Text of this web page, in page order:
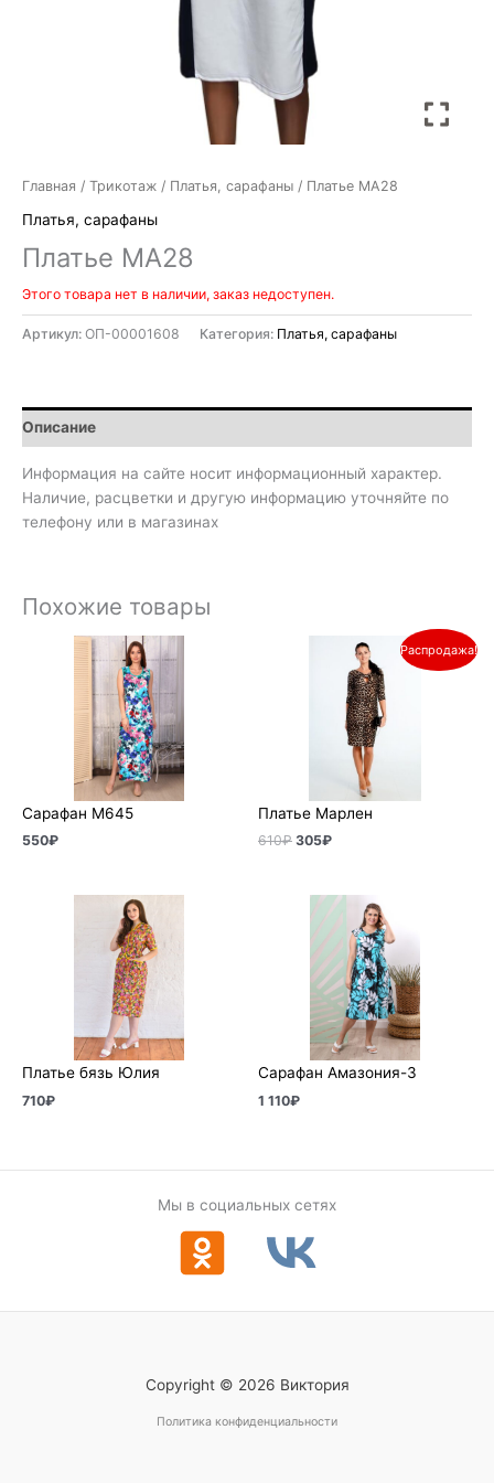
Главная / Трикотаж / Платья, сарафаны / Платье МА28
Платья, сарафаны
Платье МА28
Этого товара нет в наличии, заказ недоступен.
Артикул: ОП-00001608 Категория: Платья, сарафаны
Описание
Информация на сайте носит информационный характер.
Наличие, расцветки и другую информацию уточняйте по
телефону или в магазинах
Похожие товары
Сарафан М645
550₽
Распродажа!
Платье Марлен
610₽
Первоначальная
составляла
305₽
Текущая
цена:
305₽.
Платье бязь Юлия
710₽
Сарафан Амазония-3
1 110₽
Мы в социальных сетях
Copyright © 2026 Виктория
Политика конфиденциальности